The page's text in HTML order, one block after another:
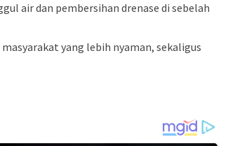
air dan pembersihan drenase di sebelah
yang lebih nyaman, sekaligus